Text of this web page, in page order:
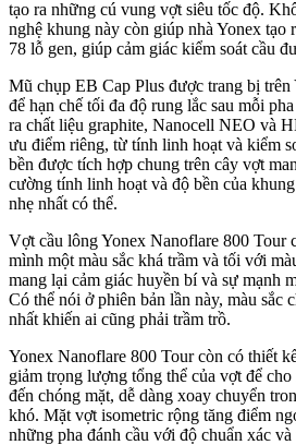
tạo ra những cú vung vợt siêu tốc độ.
nghệ khung này còn giúp nhà Yonex tạo
78 lỗ gen, giúp cảm giác kiểm soát cầu
Mũ chụp EB Cap Plus được trang bị
để hạn chế tối đa độ rung lắc sau mỗi
ra chất liệu graphite, Nanocell NEO và
ưu điểm riêng, từ tính linh hoạt và kiểm
bền được tích hợp chung trên cây vợt
cường tính linh hoạt và độ bền của
nhẹ nhất có thể.
Vợt cầu lông Yonex Nanoflare 800 Tour
mình một màu sắc khá trầm và tối với
mang lại cảm giác huyền bí và sự mạnh
Có thể nói ở phiên bản lần này, màu sắc
nhất khiến ai cũng phải trầm trồ.
Yonex Nanoflare 800 Tour còn có thiết
giảm trọng lượng tổng thể của vợt để
đến chóng mặt, dễ dàng xoay chuyển
khó. Mặt vợt isometric rộng tăng điểm
những pha đánh cầu với độ chuẩn xác